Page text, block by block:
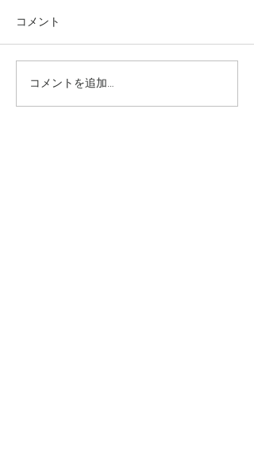
究極のアンチエイジング
美容水
コメント
コメントを追加…